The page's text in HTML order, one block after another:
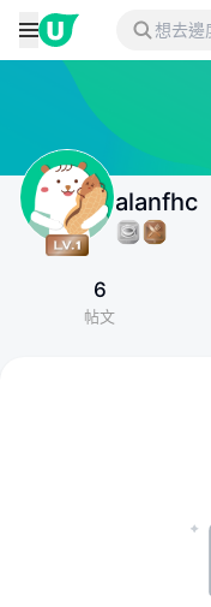
alanfhc
6
帖文